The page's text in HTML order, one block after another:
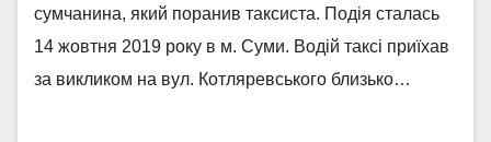
сумчанина, який поранив таксиста. Подія сталась
14 жовтня 2019 року в м. Суми. Водій таксі приїхав
за викликом на вул. Котляревського близько…